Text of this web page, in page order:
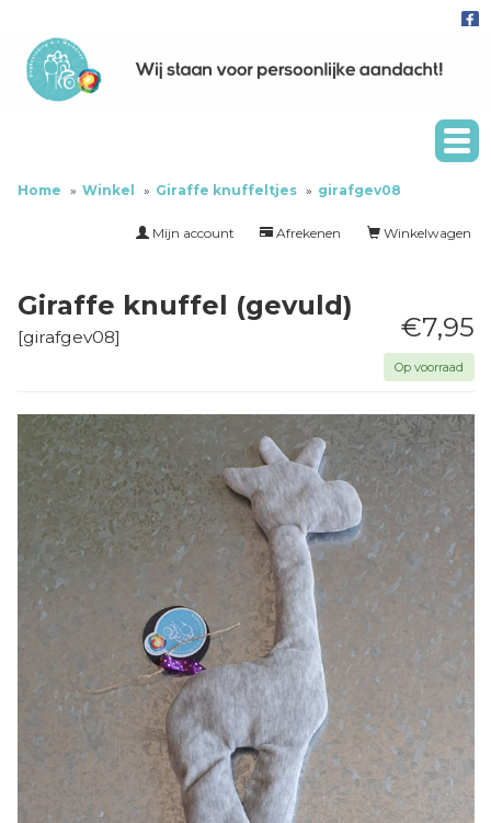
Home Winkel Giraffe knuffeltjes girafgev08
Winkelwagen
Afrekenen
Mijn account
€7,95
Op voorraad
Giraffe knuffel (gevuld)
[girafgev08]